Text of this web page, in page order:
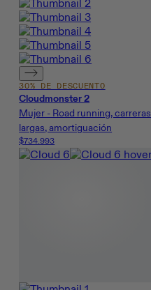
30% DE DESCUENTO
Cloudmonster 2
Mujer - Road running, carreras
largas, amortiguación
$734.993